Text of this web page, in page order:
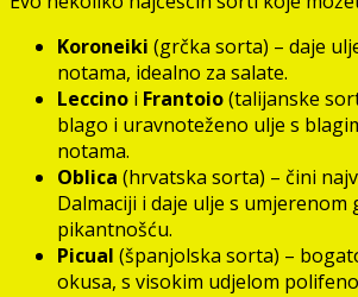
Koroneiki (grčka sorta) – daje
notama, idealno za salate.
Leccino i Frantoio(talijanske
blago i uravnoteženo ulje s
notama.
Oblica (hrvatska sorta) – čini
Dalmaciji i daje ulje s umjerenom
pikantnošću.
Picual (španjolska sorta) –
okusa, s visokim udjelom